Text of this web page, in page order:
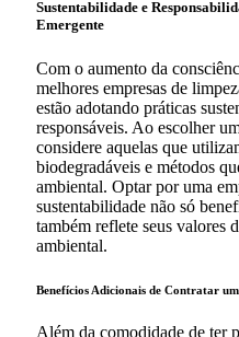
Sustentabilidade e
Emergente
Com o aumento da
melhores empresas de
estão adotando práticas
responsáveis. Ao escolher
considere aquelas que
biodegradáveis e métodos
ambiental. Optar por uma
sustentabilidade não só
também reflete seus valores
ambiental.
Benefícios Adicionais de Contratar
Além da comodidade de ter